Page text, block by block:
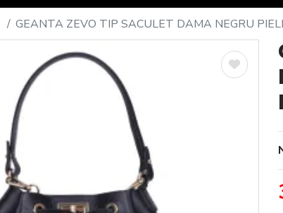
GEANTA ZEVO TIP SACULET DAMA NEGRU